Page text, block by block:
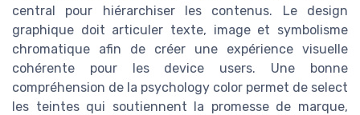
central pour hiérarchiser les contenus. Le design
graphique doit articuler texte, image et symbolisme
chromatique afin de créer une expérience visuelle
cohérente pour les device users. Une bonne
compréhension de la psychology color permet de select
les teintes qui soutiennent la promesse de marque,